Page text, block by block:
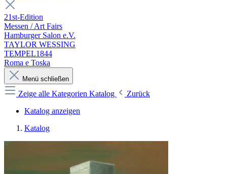
21st-Edition
Messen / Art Fairs
Hamburger Salon e.V.
TAYLOR WESSING
TEMPEL1844
Roma e Toska
Menü schließen
Zeige alle Kategorien Katalog
Zurück
Katalog anzeigen
Katalog